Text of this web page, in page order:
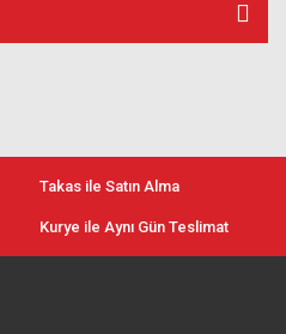
Takas ile Satın Alma
Kurye ile Aynı Gün Teslimat